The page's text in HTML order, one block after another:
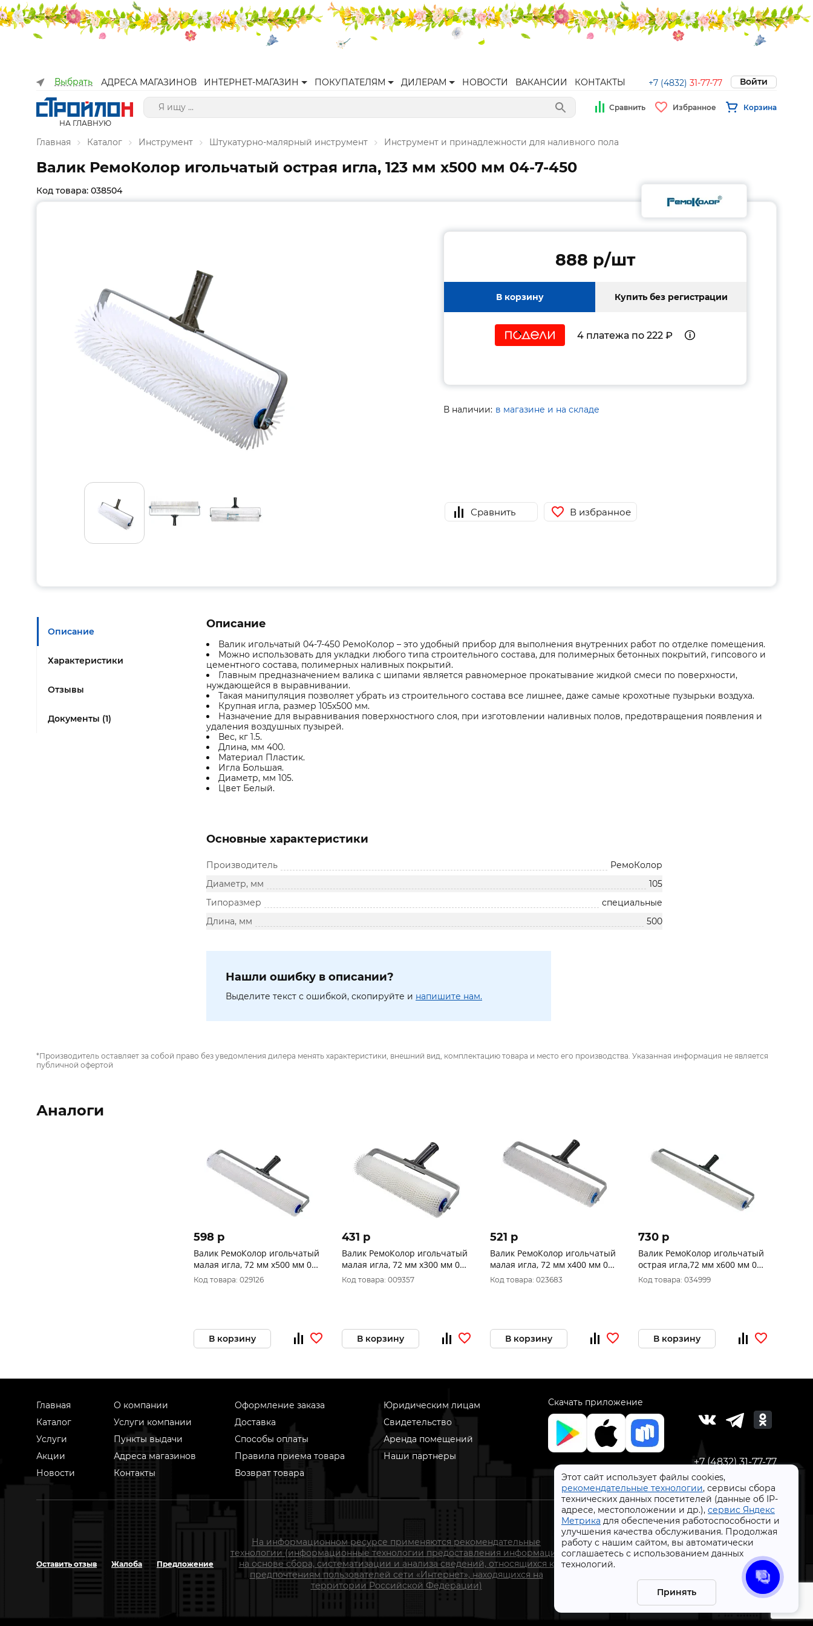
Выбрать АДРЕСА МАГАЗИНОВ ИНТЕРНЕТ-МАГАЗИН ПОКУПАТЕЛЯМ ДИЛЕРАМ НОВОСТИ ВАКАНСИИ КОНТАКТЫ +7 (4832) 31-77-77 Войти
НА ГЛАВНУЮ
Сравнить Избранное Корзина
Главная Каталог Инструмент Штукатурно-малярный инструмент Инструмент и принадлежности для наливного пола
Этот сайт использует файлы cookies,
рекомендательные технологии, сервисы сбора
технических данных посетителей (данные об IP-
адресе, местоположении и др.), сервис Яндекс
Метрика для обеспечения работоспособности и
улучшения качества обслуживания. Продолжая
работу с нашим сайтом, вы автоматически
соглашаетесь с использованием данных
технологий.
Принять
Валик РемоКолор игольчатый острая игла, 123 мм х500 мм 04-7-450
Код товара: 038504
888 p/шт
В корзину Купить без регистрации
4 платежа по 222 ₽
В наличии: в магазине и на складе
Сравнить В избранное
Описание
Характеристики
Отзывы
Документы (1)
Описание
Валик игольчатый 04-7-450 РемоКолор – это удобный прибор для выполнения внутренних работ по отделке помещения.
Можно использовать для укладки любого типа строительного состава, для полимерных бетонных покрытий, гипсового и
цементного состава, полимерных наливных покрытий.
Главным предназначением валика с шипами является равномерное прокатывание жидкой смеси по поверхности,
нуждающейся в выравнивании.
Такая манипуляция позволяет убрать из строительного состава все лишнее, даже самые крохотные пузырьки воздуха.
Крупная игла, размер 105х500 мм.
Назначение для выравнивания поверхностного слоя, при изготовлении наливных полов, предотвращения появления и
удаления воздушных пузырей.
Вес, кг 1.5.
Длина, мм 400.
Материал Пластик.
Игла Большая.
Диаметр, мм 105.
Цвет Белый.
Основные характеристики
Производитель
РемоКолор
Диаметр, мм
105
Типоразмер
специальные
Длина, мм
500
Нашли ошибку в описании?
Выделите текст с ошибкой, скопируйте и напишите нам.
*Производитель оставляет за собой право без уведомления дилера менять характеристики, внешний вид, комплектацию товара и место его производства. Указанная информация не является
публичной офертой
Аналоги
598 p
Валик РемоКолор игольчатый
малая игла, 72 мм х500 мм 04-
7-350
Код товара: 029126
В корзину
431 p
Валик РемоКолор игольчатый
малая игла, 72 мм х300 мм 04-
7-330
Код товара: 009357
В корзину
521 p
Валик РемоКолор игольчатый
малая игла, 72 мм х400 мм 04-
7-340
Код товара: 023683
В корзину
730 p
Валик РемоКолор игольчатый
острая игла,72 мм х600 мм 04-
7-360
Код товара: 034999
В корзину
Главная
Каталог
Услуги
Акции
Новости
О компании
Услуги компании
Пункты выдачи
Адреса магазинов
Контакты
Оформление заказа
Доставка
Способы оплаты
Правила приема товара
Возврат товара
Юридическим лицам
Свидетельство
Аренда помещений
Наши партнеры
Скачать приложение
+7 (4832) 31-77-77
Оставить отзыв Жалоба Предложение
На информационном ресурсе применяются рекомендательные
технологии (информационные технологии предоставления информации
на основе сбора, систематизации и анализа сведений, относящихся к
предпочтениям пользователей сети «Интернет», находящихся на
территории Российской Федерации)
СтройлоН 1998-2026 г.
Публичная оферта
Обработка персональных данных
Политика конфиденциальности сервисов Яндекс